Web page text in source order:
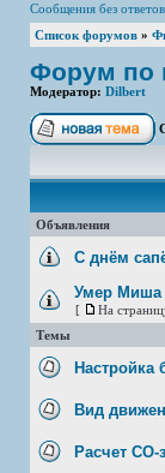
Сообщения без ответов
Список форумов »
Форум по
Модератор: Dilbert
Объявления
С днём
Умер Миша
[ На
Темы
Настройка
Вид
Расчет СО-